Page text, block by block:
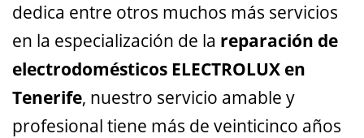
dedica entre otros muchos más servicios
en la especialización de la reparación de
electrodomésticos ELECTROLUX en
Tenerife, nuestro servicio amable y
profesional tiene más de veinticinco años